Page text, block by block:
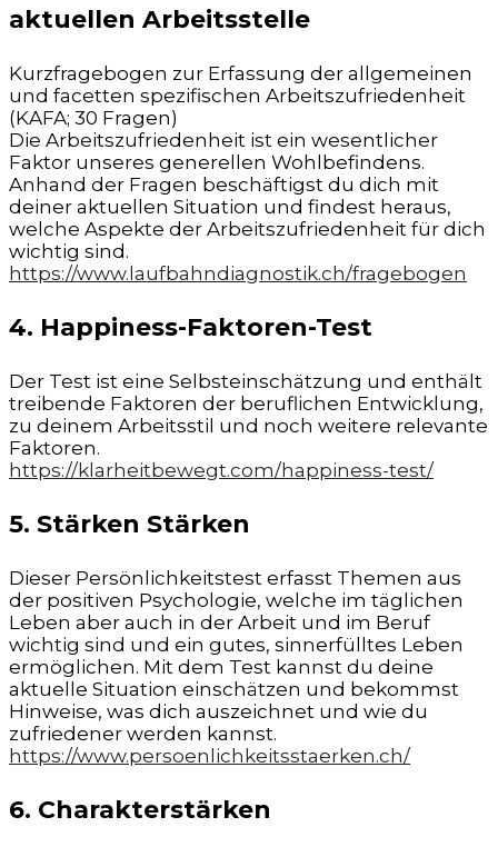
aktuellen Arbeitsstelle
Kurzfragebogen zur Erfassung der allgemeinen
und facetten spezifischen Arbeitszufriedenheit
(KAFA; 30 Fragen)
Die Arbeitszufriedenheit ist ein wesentlicher
Faktor unseres generellen Wohlbefindens.
Anhand der Fragen beschäftigst du dich mit
deiner aktuellen Situation und findest heraus,
welche Aspekte der Arbeitszufriedenheit für dich
wichtig sind.
https://www.laufbahndiagnostik.ch/fragebogen
4. Happiness-Faktoren-Test
Der Test ist eine Selbsteinschätzung und enthält
treibende Faktoren der beruflichen Entwicklung,
zu deinem Arbeitsstil und noch weitere relevante
Faktoren.
https://klarheitbewegt.com/happiness-test/
5. Stärken Stärken
Dieser Persönlichkeitstest erfasst Themen aus
der positiven Psychologie, welche im täglichen
Leben aber auch in der Arbeit und im Beruf
wichtig sind und ein gutes, sinnerfülltes Leben
ermöglichen. Mit dem Test kannst du deine
aktuelle Situation einschätzen und bekommst
Hinweise, was dich auszeichnet und wie du
zufriedener werden kannst.
https://www.persoenlichkeitsstaerken.ch/
6. Charakterstärken